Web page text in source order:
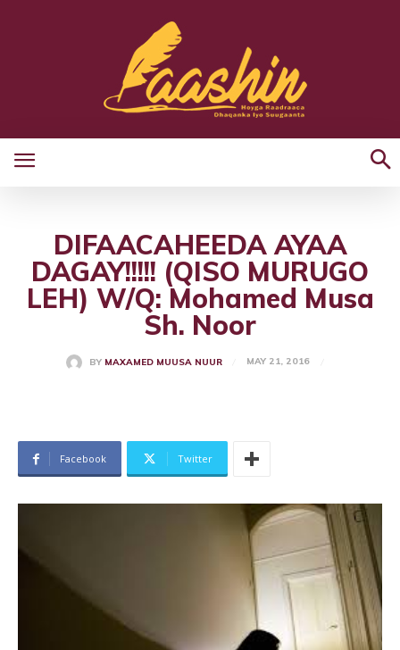
DIFAACAHEEDA AYAA
DAGAY!!!!! (QISO MURUGO
LEH) W/Q: Mohamed Musa
Sh. Noor
BY MAXAMED MUUSA NUUR MAY 21, 2016
Facebook Twitter